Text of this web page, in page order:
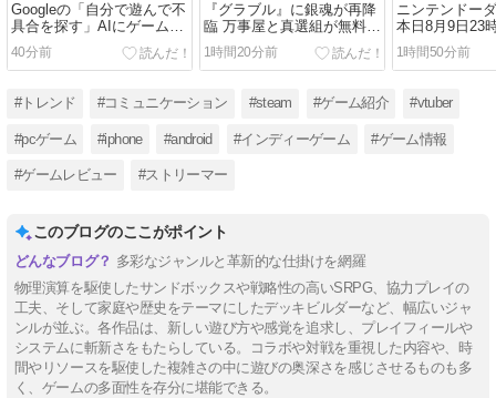
Googleの「自分で遊んで不
具合を探す」AIにゲーム大
手が接近、QAの自動化が
動き出す
40分前
『グラブル』に銀魂が再降
臨 万事屋と真選組が無料で
仲間になる復刻コラボ、10
月7日スタート
1時間20分前
ニンテンドー
本日8月9日23
定 ― Switch 2
年の節目に
1時間50分前
#トレンド #コミュニケーション #steam #ゲーム紹介 #vtuber
#pcゲーム #iphone #android #インディーゲーム #ゲーム情報
#ゲームレビュー #ストリーマー
このブログのここがポイント
多彩なジャンルと革新的な仕掛けを網羅
物理演算を駆使したサンドボックスや戦略性の高いSRPG、協力プレイの
工夫、そして家庭や歴史をテーマにしたデッキビルダーなど、幅広いジャ
ンルが並ぶ。各作品は、新しい遊び方や感覚を追求し、プレイフィールや
システムに斬新さをもたらしている。コラボや対戦を重視した内容や、時
間やリソースを駆使した複雑さの中に遊びの奥深さを感じさせるものも多
く、ゲームの多面性を存分に堪能できる。